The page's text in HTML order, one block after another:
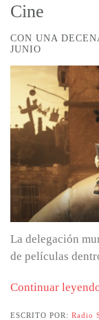
Cine
CON UNA
JUNIO
La delegación
de películas
Continuar
ESCRITO POR: Radio